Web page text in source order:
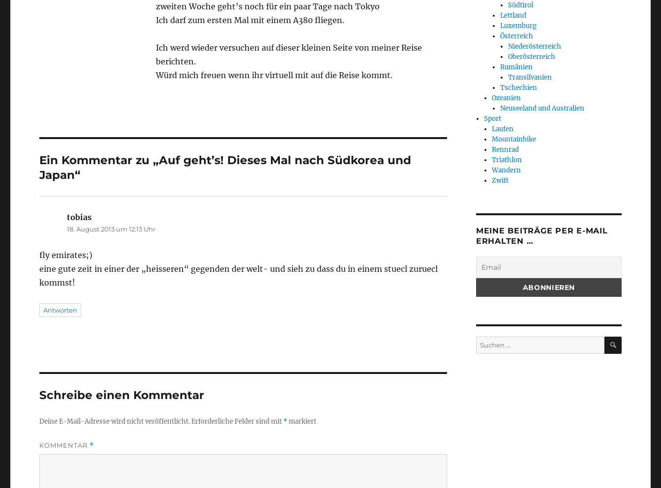
zweiten Woche geht’s noch für ein paar Tage nach Tokyo
Ich darf zum ersten Mal mit einem A380 fliegen.
Ich werd wieder versuchen auf dieser kleinen Seite von meiner Reise
berichten.
Würd mich freuen wenn ihr virtuell mit auf die Reise kommt.
Ein Kommentar zu „Auf geht’s! Dieses Mal nach Südkorea und
Japan“
tobias
18. August 2013 um 12:13 Uhr
fly emirates;)
eine gute zeit in einer der „heisseren“ gegenden der welt- und sieh zu dass du in einem stuecl zuruecl
kommst!
Antworten
Schreibe einen Kommentar
Deine E-Mail-Adresse wird nicht veröffentlicht.Erforderliche Felder sind mit *markiert
KOMMENTAR *
Südtirol
Lettland
Luxemburg
Österreich
Niederösterreich
Oberösterreich
Rumänien
Transilvanien
Tschechien
Ozeanien
Neuseeland und Australien
Sport
Laufen
Mountainbike
Rennrad
Triathlon
Wandern
Zwift
MEINE BEITRÄGE PER E-MAIL
ERHALTEN …
Suchen
nach:
SUCHEN